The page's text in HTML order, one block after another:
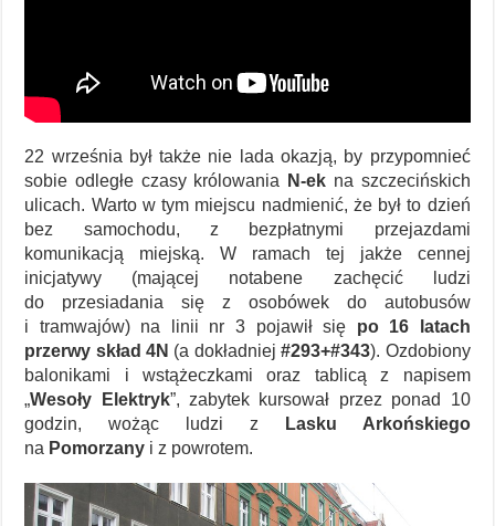
22 września był także nie lada okazją, by przypomnieć
sobie odległe czasy królowania
N-ek na szczecińskich
ulicach. Warto w tym miejscu nadmienić, że był to dzień
bez samochodu, z bezpłatnymi przejazdami
komunikacją miejską. W ramach tej jakże cennej
inicjatywy (mającej notabene zachęcić ludzi
do przesiadania się z osobówek do autobusów
i tramwajów) na linii nr 3 pojawił się po 16 latach
przerwy skład 4N (a dokładniej#293+#343). Ozdobiony
balonikami i wstążeczkami oraz tablicą z napisem
„Wesoły Elektryk”, zabytek kursował przez ponad 10
godzin, wożąc ludzi z
Lasku Arkońskiego
na Pomorzany i z powrotem.